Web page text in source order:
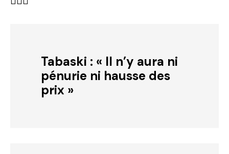
Tabaski : « Il n’y aura ni
pénurie ni hausse des
prix »